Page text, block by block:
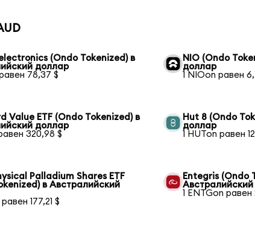
(Ondo Tokenized) в
доллар
78,37 $
NIO (Ondo
доллар
1 NIOon равен
Value ETF (Ondo Tokenized) в
доллар
320,98 $
Hut 8 (Ondo
доллар
1 HUTon равен
Palladium Shares ETF
в Австралийский
177,21 $
Entegris (Ondo
1 ENTGon равен